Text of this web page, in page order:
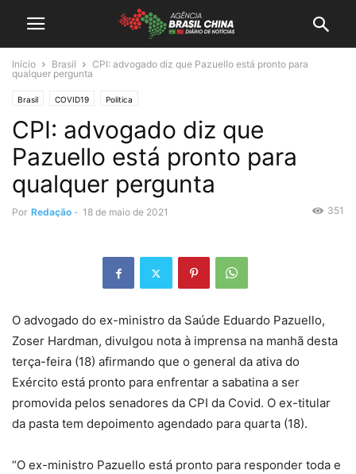
Início Brasil
CPI: advogado diz que Pazuello está pronto para
qualquer pergunta
Brasil COVID19 Politica
CPI: advogado diz que
Pazuello está pronto para
qualquer pergunta
Por Redação - 18 de maio de 2021 351
O advogado do ex-ministro da Saúde Eduardo Pazuello,
Zoser Hardman, divulgou nota à imprensa na manhã desta
terça-feira (18) afirmando que o general da ativa do
Exército está pronto para enfrentar a sabatina a ser
promovida pelos senadores da CPI da Covid. O ex-titular
da pasta tem depoimento agendado para quarta (18).
“O ex-ministro Pazuello está pronto para responder toda e